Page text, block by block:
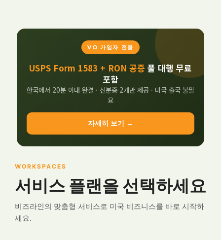
VO 가입자 전용
USPS Form 1583 + RON 공증 풀 대행 무료
포함
한국에서 20분 이내 완결 · 신분증 2개만 제공 · 미국 출국 불필
요
자세히 보기 →
WORKSPACES
서비스 플랜을 선택하세요
비즈라인의 맞춤형 서비스로 미국 비즈니스를 바로 시작하
세요.